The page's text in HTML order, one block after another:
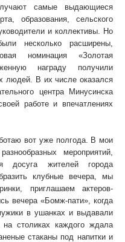
самые выдающиеся
образования, сельского
и коллективы. Но
несколько расширены,
номинация «Золотая
награду получили
людей. В их числе оказался
центра Минусинска
работе и впечатлениях
вот уже полгода. В мои
мероприятий,
досуга жителей города
клубные вечера, мы
приглашаем актеров-
вечера «Бомж-пати», когда
в ушанках и выдавали
столиках каждого ждала
стаканы под напитки и